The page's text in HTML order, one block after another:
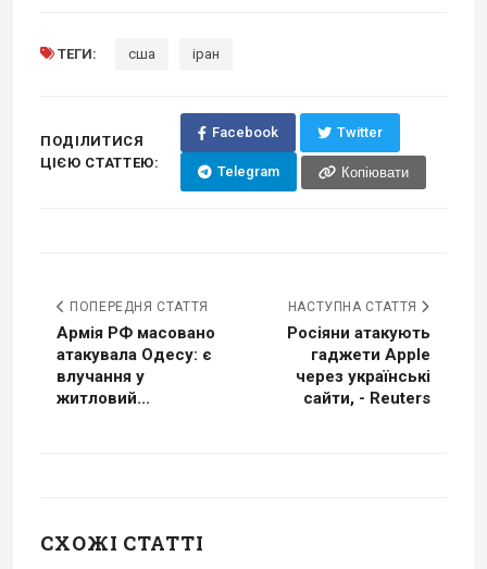
ТЕГИ: сша іран
ПОДІЛИТИСЯ
ЦІЄЮ СТАТТЕЮ:
Facebook Twitter
Telegram Копіювати
ПОПЕРЕДНЯ СТАТТЯ
Армія РФ масовано
атакувала Одесу: є
влучання у
житловий...
НАСТУПНА СТАТТЯ
Росіяни атакують
гаджети Apple
через українські
сайти, - Reuters
СХОЖІ СТАТТІ